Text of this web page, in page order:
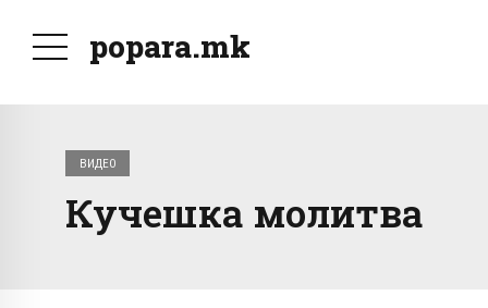
popara.mk
ВИДЕО
Кучешка молитва